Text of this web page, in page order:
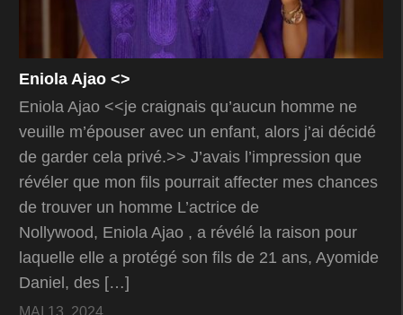
Eniola Ajao <>
Eniola Ajao <<je craignais qu’aucun homme ne
veuille m’épouser avec un enfant, alors j’ai décidé
de garder cela privé.>> J’avais l’impression que
révéler que mon fils pourrait affecter mes chances
de trouver un homme L’actrice de
Nollywood, Eniola Ajao , a révélé la raison pour
laquelle elle a protégé son fils de 21 ans, Ayomide
Daniel, des […]